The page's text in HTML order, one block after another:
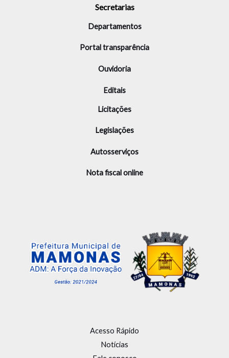
Secretarias
Departamentos
Portal transparência
Ouvidoria
Editais
Licitações
Legislações
Autosserviços
Nota fiscal online
Acesso Rápido
Notícias